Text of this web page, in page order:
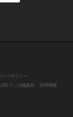
シーポリシー
マンガ編集部
採用情報